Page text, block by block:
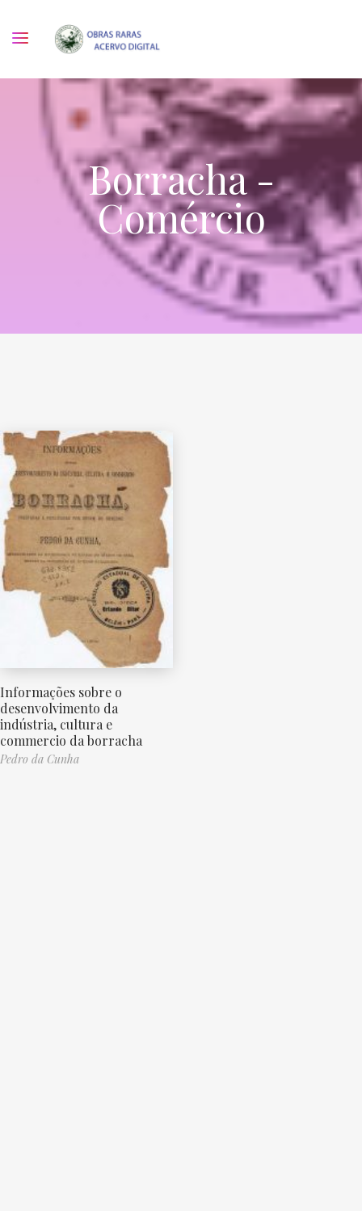
Borracha -
Comércio
Informações sobre o
desenvolvimento da
indústria, cultura e
commercio da borracha
Pedro da Cunha